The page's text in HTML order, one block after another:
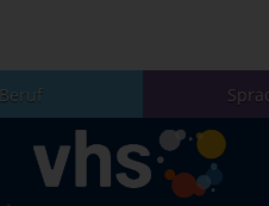
Beruf